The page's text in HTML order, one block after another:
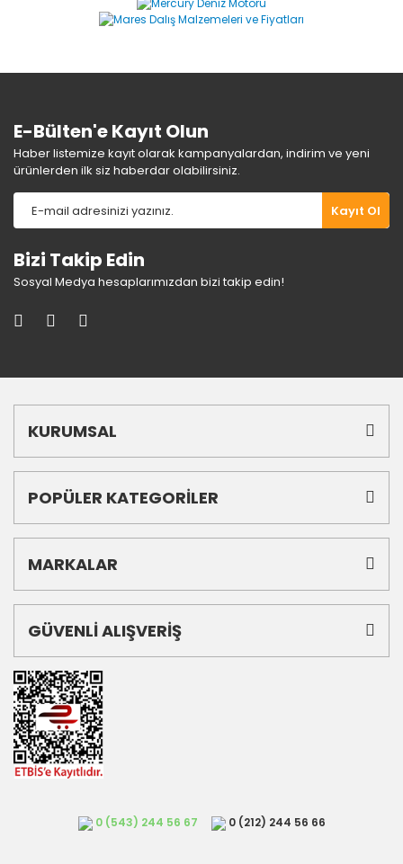
Ürün açıklamasında eksik bilgiler bulunuyor.
Ürün bilgilerinde hatalar bulunuyor.
E-Bülten'e Kayıt Olun
Haber listemize kayıt olarak kampanyalardan, indirim ve yeni
ürünlerden ilk siz haberdar olabilirsiniz.
Kayıt Ol
Bizi Takip Edin
Sosyal Medya hesaplarımızdan bizi takip edin!
KURUMSAL
POPÜLER KATEGORİLER
MARKALAR
GÜVENLİ ALIŞVERİŞ
0 (543) 244 56 67 0 (212) 244 56 66